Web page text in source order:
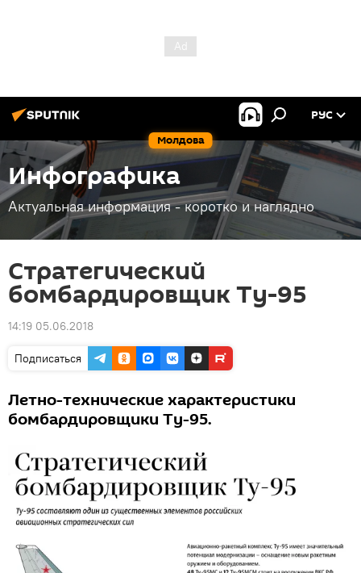
Молдова
РУС
Инфографика
Актуальная информация - коротко и наглядно
Стратегический
бомбардировщик Ту-95
14:19 05.06.2018
Подписаться
Летно-технические характеристики
бомбардировщики Ту-95.